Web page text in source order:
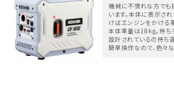
補修部品
レンタル
機械に不慣れな方でも
います。本体に表示さ
けばエンジンをかける
本体重量は18kg。持
設計されているの持ち
簡単操作なので、色々